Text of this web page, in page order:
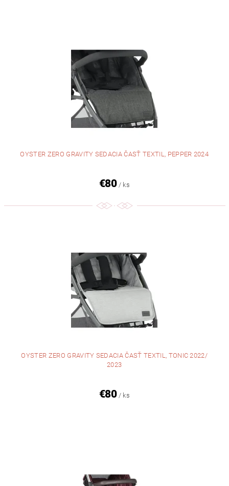
OYSTER ZERO GRAVITY SEDACIA ČASŤ TEXTIL, PEPPER 2024
€80 / ks
OYSTER ZERO GRAVITY SEDACIA ČASŤ TEXTIL, TONIC 2022/
2023
€80 / ks